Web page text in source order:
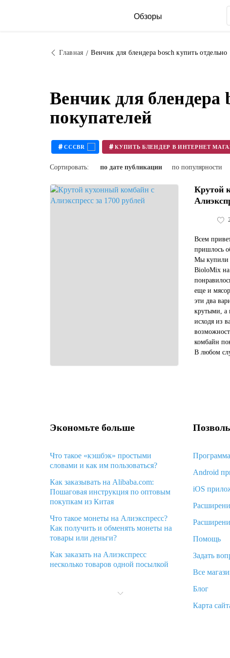
Обзоры
Главная Венчик для блендера bosch купить отдельно
Венчик для
покупателей
# CCCBR #
Сортировать: по дате публикации по популярности
Крутой
Всем
пришлось
Мы купили
BioloMix на
еще и
эти два
крутыми, а
исходя из
комбайн
В любом
Экономьте больше
Что такое «кэшбэк» простыми
словами и как им пользоваться?
Как заказывать на Alibaba.com:
Пошаговая инструкция по оптовым
покупкам из Китая
Что такое монеты на Алиэкспресс?
Как получить и обменять монеты на
товары или деньги?
Как заказать на Алиэкспресс
несколько товаров одной посылкой
Алиэкспресс и что делать?
Android
iOS
Помощь
Задать
Все
Блог
Карта